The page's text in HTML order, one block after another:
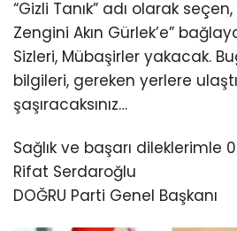
“Gizli Tanık” adı olarak
Zengini Akın Gürlek’e”
Sizleri, Mübaşirler yakacak.
bilgileri, gereken yerlere
şaşıracaksınız…
Sağlık ve başarı dileklerimle
Rifat Serdaroğlu
DOĞRU Parti Genel Başkanı